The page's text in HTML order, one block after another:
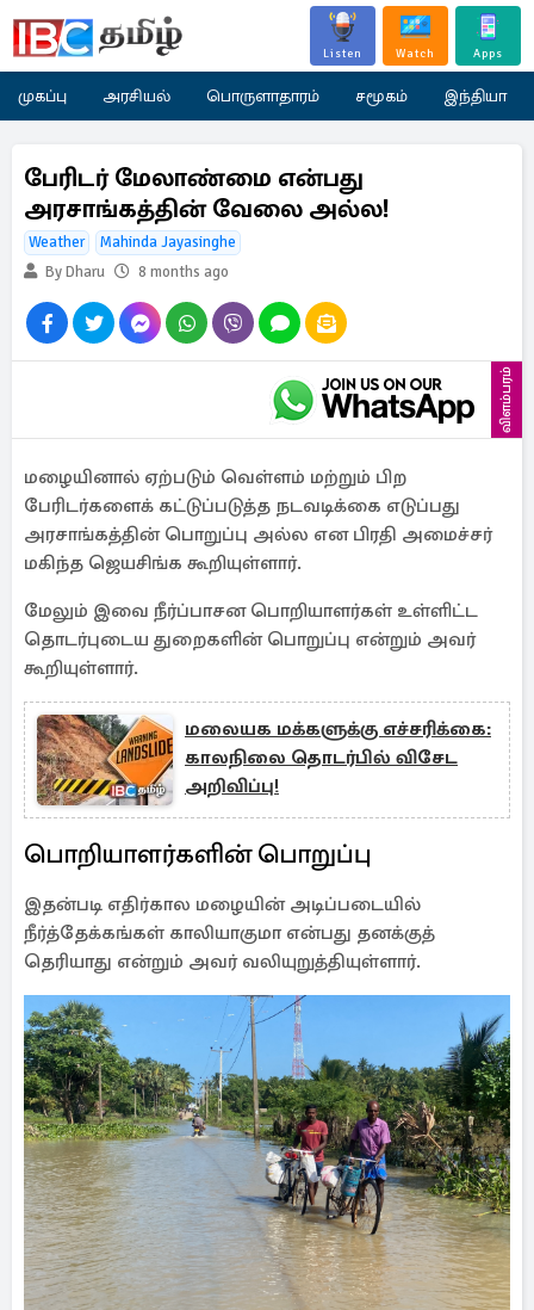
Listen Watch Apps
முகப்பு அரசியல் பொருளாதாரம் சமூகம் இந்தியா
பேரிடர் மேலாண்மை என்பது
அரசாங்கத்தின் வேலை அல்ல!
Weather
Mahinda Jayasinghe
By Dharu
8 months ago
விளம்பரம்
மழையினால் ஏற்படும் வெள்ளம் மற்றும் பிற
பேரிடர்களைக் கட்டுப்படுத்த நடவடிக்கை எடுப்பது
அரசாங்கத்தின் பொறுப்பு அல்ல என பிரதி அமைச்சர்
மகிந்த ஜெயசிங்க கூறியுள்ளார்.
மேலும் இவை நீர்ப்பாசன பொறியாளர்கள் உள்ளிட்ட
தொடர்புடைய துறைகளின் பொறுப்பு என்றும் அவர்
கூறியுள்ளார்.
மலையக மக்களுக்கு எச்சரிக்கை:
காலநிலை தொடர்பில் விசேட
அறிவிப்பு!
பொறியாளர்களின் பொறுப்பு
இதன்படி எதிர்கால மழையின் அடிப்படையில்
நீர்த்தேக்கங்கள் காலியாகுமா என்பது தனக்குத்
தெரியாது என்றும் அவர் வலியுறுத்தியுள்ளார்.